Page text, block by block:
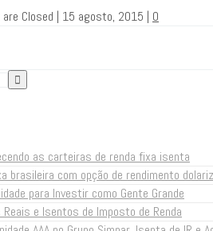
Closed | 15 agosto, 2015 | 0
as carteiras de renda fixa isenta
brasileira com opção de rendimento
para Investir como Gente Grande
e Isentos de Imposto de Renda